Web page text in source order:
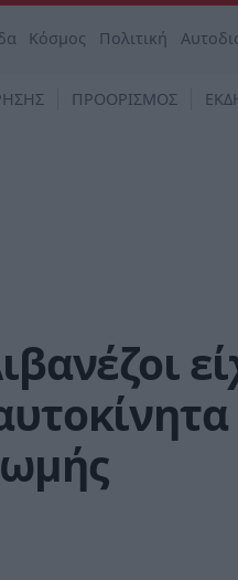
Κόσμος Πολιτική
ΠΡΟΟΡΙΣΜΟΣ